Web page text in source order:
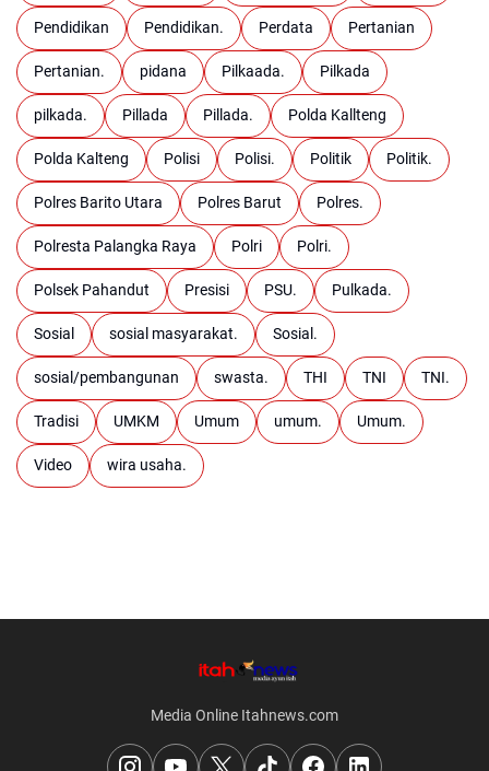
Pendidikan Pendidikan. Perdata Pertanian
Pertanian. pidana Pilkaada. Pilkada
pilkada. Pillada Pillada. Polda Kallteng
Polda Kalteng Polisi Polisi. Politik Politik.
Polres Barito Utara Polres Barut Polres.
Polresta Palangka Raya Polri Polri.
Polsek Pahandut Presisi PSU. Pulkada.
Sosial sosial masyarakat. Sosial.
sosial/pembangunan swasta. THI TNI TNI.
Tradisi UMKM Umum umum. Umum.
Video wira usaha.
Media Online Itahnews.com